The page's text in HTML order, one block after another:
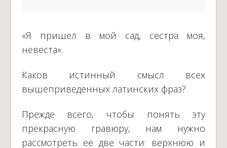
«Я пришел в мой сад, сестра моя,
невеста».
Каков истинный смысл всех
вышеприведенных латинских фраз?
Прежде всего, чтобы понять эту
прекрасную гравюру, нам нужно
рассмотреть ее две части: верхнюю и